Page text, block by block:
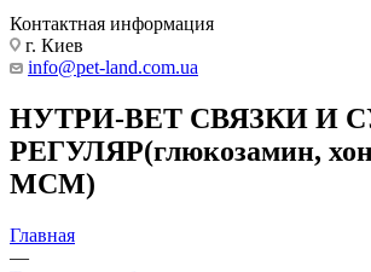
Контактная информация
г. Киев
info@pet-land.com.ua
НУТРИ-ВЕТ СВЯЗКИ И
РЕГУЛЯР(глюкозамин,
МСМ)
Главная
—